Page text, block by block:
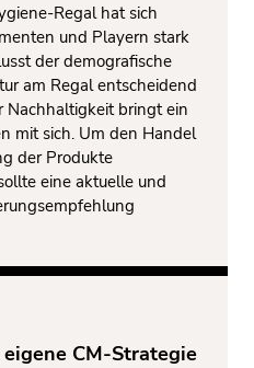
Regal hat sich
und Playern stark
der demografische
am Regal entscheidend
Nachhaltigkeit bringt ein
mit sich. Um den Handel
der Produkte
eine aktuelle und
CM-Strategie